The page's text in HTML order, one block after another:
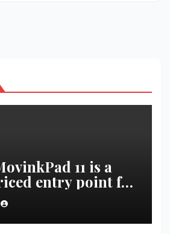
11 is a
entry point for
| VseTime.ru